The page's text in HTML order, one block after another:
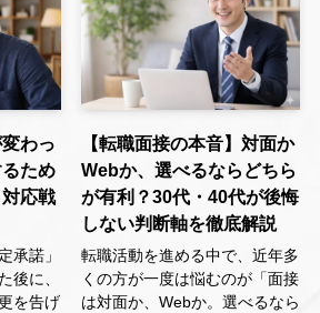
わっ
ため
応戦
承諾」
後に、
を告げ
【転職面接の本音】対面か
Webか、選べるならどちら
が有利？30代・40代が後悔
しない判断軸を徹底解説
転職活動を進める中で、近年多
くの方が一度は悩むのが「面接
は対面か、Webか。選べるなら